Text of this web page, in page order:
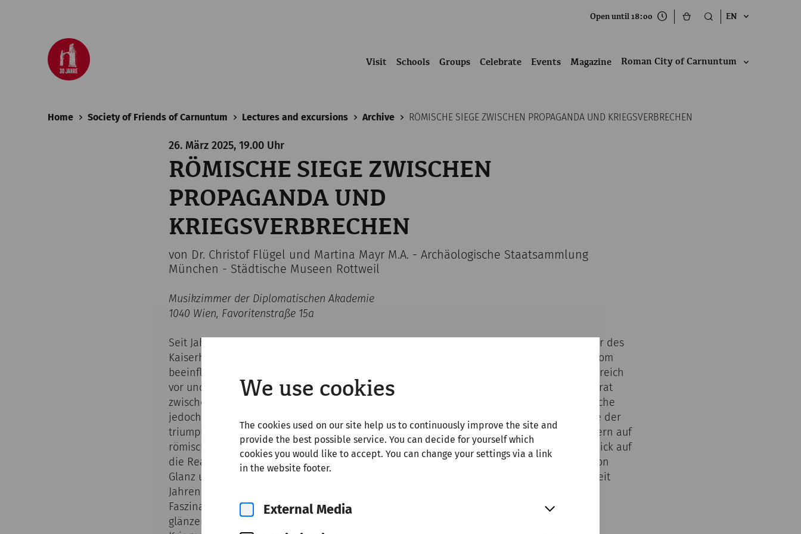
We use cookies
The cookies used on our site help us to continuously improve the site and
provide the best possible service. You can decide for yourself which
cookies you would like to accept. You can change your settings via a link
in the website footer.
External Media
Open until 18:00 EN
Visit Schools Groups Celebrate Events Magazine Roman City of Carnuntum
Home Society of Friends of Carnuntum Lectures and excursions Archive RÖMISCHE SIEGE ZWISCHEN PROPAGANDA UND KRIEGSVERBRECHEN
26. März 2025, 19.00 Uhr
RÖMISCHE SIEGE ZWISCHEN
PROPAGANDA UND
KRIEGSVERBRECHEN
von Dr. Christof Flügel und Martina Mayr M.A. - Archäologische Staatsammlung
München - Städtische Museen Rottweil
Musikzimmer der Diplomatischen Akademie
1040 Wien, Favoritenstraße 15a
Seit Jahrzehnten ist unter Archäologen allgemein anerkannt, wie bewusst gewählte Bilder des
Kaiserhauses die öffentliche Wahrnehmung der politischen und militärischen Macht in Rom
beeinflussten. Die „Macht der Bilder" (Paul Zanker) drang jedoch bald in den privaten Bereich
vor und war Gegenstand von Veränderungen in der „Lesart dieser Bilder". Der schmale Grat
zwischen Informationspolitik und Propaganda ist bei Symbolen der kaiserlichen Bildsprache
jedoch nicht immer klar definiert. Vom kaiserlichen Siegessymbol mutieren die Bilder wie der
triumphierende Reiter oder Details wie abgeschlagene Köpfe feindlicher Krieger zu Mustern auf
römischen Soldatengrabsteinen und finden auch im privaten Umfeld Verwendung. Der Blick auf
die Realität dahinter lohnt sich und es zeigt sich ein Bild der römischen Armee abseits von
Glanz und Siegen. Die in der musealen Vermittlung verwendeten Illustrationen und die seit
Jahren beliebten Reenactment-Events bringen einer interessierten Öffentlichkeit die
Faszination des römischen Militärs nahe. Dabei wird aber oft vergessen, dass abseits von
glänzender Ausrüstung und Truppenparaden die römische Armee eine hocheffiziente